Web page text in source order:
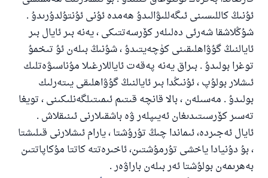
ئۇنىڭ كاللىسىنى ئىگەللىۋالىدۇ ھەمدە ئۇنى ئۇنتۇلدۇرىدۇ .
شۇڭلاشقا شەرئى دەلىلەر كۆرسەتتىكى ، يەنە بىر ئايال بىر
ئايالنىڭ گۇۋاھلىقىنى كۈچەيتىدۇ ، شۇنىڭ بىلەن ئۇ تىخمۇ
توغرا بولىدۇ . بىراق يەنە پەقەت ئاياللارغىلا مۇناسىۋەتلىك
ئىشلار بولۇپ ، ئۇنىڭدا بىر ئايالنىڭ گۇۋاھلىقى يىتەرلىك
بولىدۇ . مەسىلەن ، بالا قانچە قىتىم ئىمىتىلگەنلىكىنى ، تويغا
تەسىر كۆرسىتىدىغان ئەيىپلەر ۋە باشقىلارنى ئىنىقلاش .
ئايال ئەجىردە، ئىماندا چىڭ تۇرۇشتا ، يارام ئىشلارنى قىلىشتا
، بۇ دۇنيادا ياخشى تۇرمۇشتىن، ئاخىرەتتە كاتتا مۇكاپاتتىن
بەھرىمەن بولۇشتا ئەر بىلەن باراۋەر .